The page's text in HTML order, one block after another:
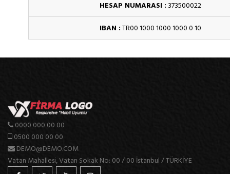
HESAP NUMARASI : 373500022
IBAN :TR00 1000 1000 1000 0 10
0000 000 00 00
0500 000 00 00
DEMO@DEMO.COM
Vatan Mahallesi, Vatan Sokak No: 00 / 00 İstanbul / TÜRKİYE